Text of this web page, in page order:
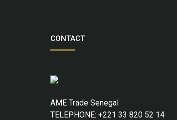
CONTACT
AME Trade Senegal
TELEPHONE: +221 33 820 52 14